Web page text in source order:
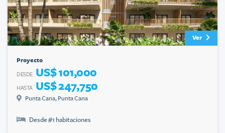
Ver
Proyecto
DESDE US$ 101,000
HASTA US$ 247,750
Punta Cana, Punta Cana
Desde #1 habitaciones